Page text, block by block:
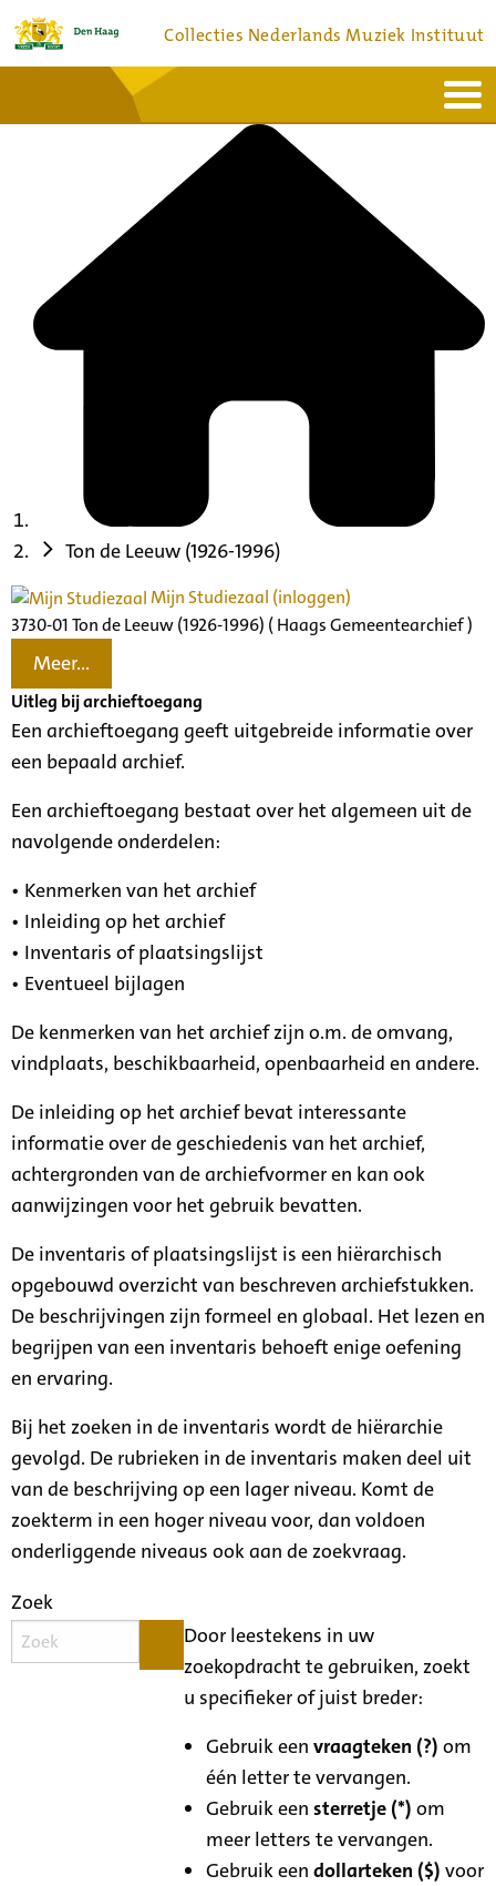
Collecties Nederlands Muziek Instituut
Bronnen en collecties
Ton de Leeuw (1926-1996)
Mijn Studiezaal (inloggen)
3730-01 Ton de Leeuw (1926-1996) ( Haags Gemeentearchief )
Meer...
Uitleg bij archieftoegang
Een archieftoegang geeft uitgebreide informatie over
een bepaald archief.
Een archieftoegang bestaat over het algemeen uit de
navolgende onderdelen:
• Kenmerken van het archief
• Inleiding op het archief
• Inventaris of plaatsingslijst
• Eventueel bijlagen
De kenmerken van het archief zijn o.m. de omvang,
vindplaats, beschikbaarheid, openbaarheid en andere.
De inleiding op het archief bevat interessante
informatie over de geschiedenis van het archief,
achtergronden van de archiefvormer en kan ook
aanwijzingen voor het gebruik bevatten.
De inventaris of plaatsingslijst is een hiërarchisch
opgebouwd overzicht van beschreven archiefstukken.
De beschrijvingen zijn formeel en globaal. Het lezen en
begrijpen van een inventaris behoeft enige oefening
en ervaring.
Bij het zoeken in de inventaris wordt de hiërarchie
gevolgd. De rubrieken in de inventaris maken deel uit
van de beschrijving op een lager niveau. Komt de
zoekterm in een hoger niveau voor, dan voldoen
onderliggende niveaus ook aan de zoekvraag.
Zoek
Door leestekens in uw
zoekopdracht te gebruiken, zoekt
u specifieker of juist breder:
Gebruik eenvraagteken (?) om
één letter te vervangen.
Gebruik eensterretje (*) om
meer letters te vervangen.
Gebruik eendollarteken ($) voor